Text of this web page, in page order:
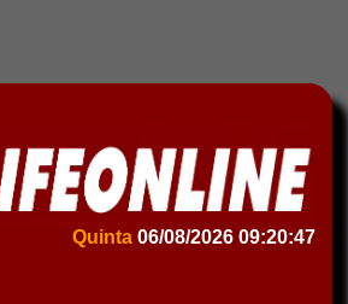
Quinta 06/08/2026 09:20:47